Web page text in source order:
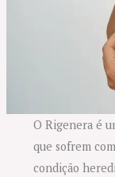
O Rigenera é
que sofrem
condição